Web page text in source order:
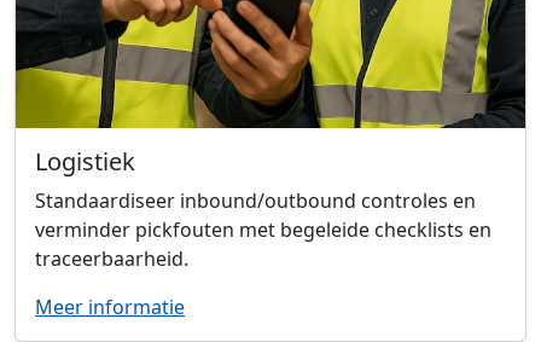
Logistiek
Standaardiseer inbound/outbound controles en
verminder pickfouten met begeleide checklists en
traceerbaarheid.
Meer informatie